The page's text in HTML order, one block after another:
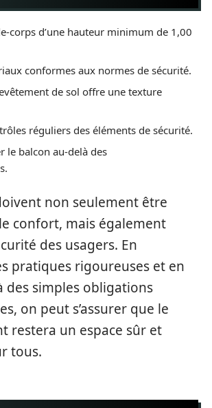
corps d’une hauteur minimum de 1,00
conformes aux normes de sécurité.
de sol offre une texture
réguliers des éléments de sécurité.
le balcon au-delà des
non seulement être
confort, mais également
des usagers. En
pratiques rigoureuses et en
des simples obligations
on peut s’assurer que le
restera un espace sûr et
tous.